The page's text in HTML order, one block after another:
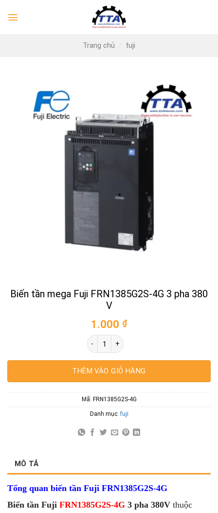
Trang chủ / fuji
Biến tần mega Fuji FRN1385G2S-4G 3 pha 380
V
1.000 ₫
Biến tần mega Fuji FRN1385G2S-4G 3
THÊM VÀO GIỎ HÀNG
Mã: FRN1385G2S-4G
Danh mục:fuji
MÔ TẢ
Tổng quan biến tần Fuji FRN1385G2S-4G
Biến tần Fuji FRN1385G2S-4G 3 pha 380V thuộc